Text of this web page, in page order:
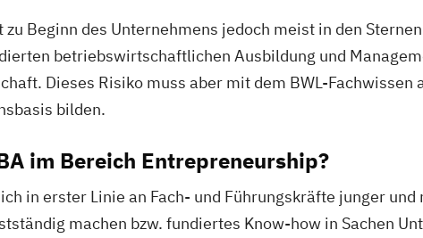
Beginn des Unternehmens jedoch meist in den
betriebswirtschaftlichen Ausbildung und
Dieses Risiko muss aber mit dem BWL-Fachwissen
bilden.
im Bereich Entrepreneurship?
in erster Linie an Fach- und Führungskräfte junger
machen bzw. fundiertes Know-how in Sachen